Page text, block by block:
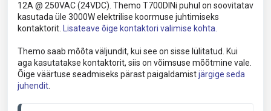
12A @ 250VAC (24VDC). Themo T700DINi puhul on soovitatav
kasutada üle 3000W elektrilise koormuse juhtimiseks
kontaktorit.
Lisateave õige kontaktori valimise kohta.
Themo saab mõõta väljundit, kui see on sisse lülitatud. Kui
aga kasutatakse kontaktorit, siis on võimsuse mõõtmine vale.
Õige väärtuse seadmiseks pärast paigaldamistjärgige seda
juhendit